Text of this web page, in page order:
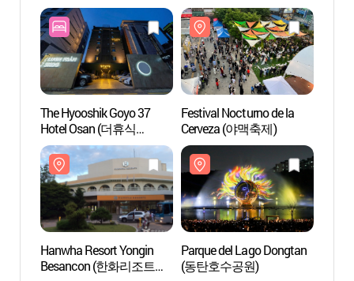
The Hyooshik Goyo 37
Hotel Osan (더휴식
고요37호텔 오산점)
Festival Nocturno de la
Cerveza (야맥축제)
Hanwha Resort Yongin
Besancon (한화리조트
Parque del Lago Dongtan
(동탄호수공원)